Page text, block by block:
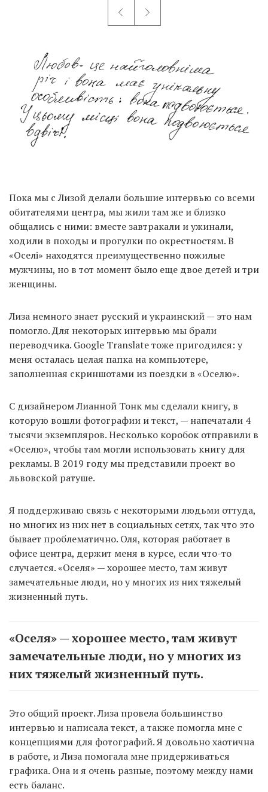
Пока мы с Лизой делали большие интервью со всеми
обитателями центра, мы жили там же и близко
общались с ними: вместе завтракали и ужинали,
ходили в походы и прогулки по окрестностям. В
«Оселі» находятся преимущественно пожилые
мужчины, но в тот момент было еще двое детей и три
женщины.
Лиза немного знает русский и украинский — это нам
помогло. Для некоторых интервью мы брали
переводчика. Google Translate тоже пригодился: у
меня осталась целая папка на компьютере,
заполненная скриншотами из поездки в «Оселю».
С дизайнером Лианной Тонк мы сделали книгу, в
которую вошли фотографии и текст, — напечатали 4
тысячи экземпляров. Несколько коробок отправили в
«Оселю», чтобы там могли использовать книгу для
рекламы. В 2019 году мы представили проект во
львовской ратуше.
Я поддерживаю связь с некоторыми людьми оттуда,
но многих из них нет в социальных сетях, так что это
бывает проблематично. Оля, которая работает в
офисе центра, держит меня в курсе, если что-то
случается. «Оселя» — хорошее место, там живут
замечательные люди, но у многих из них тяжелый
жизненный путь.
«Оселя» — хорошее место, там живут
замечательные люди, но у многих из
них тяжелый жизненный путь.
Это общий проект. Лиза провела большинство
интервью и написала текст, а также помогла мне с
концепциями для фотографий. Я довольно хаотична
в работе, и Лиза помогала мне придерживаться
графика. Она и я очень разные, поэтому между нами
есть баланс.